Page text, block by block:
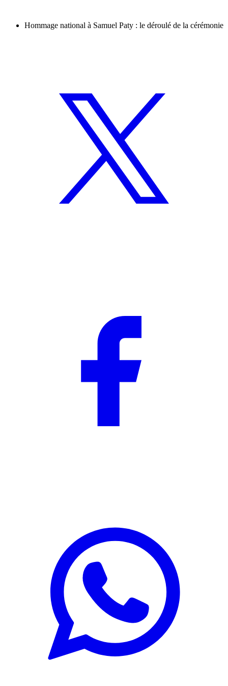
Hommage national à Samuel Paty : le déroulé de la cérémonie